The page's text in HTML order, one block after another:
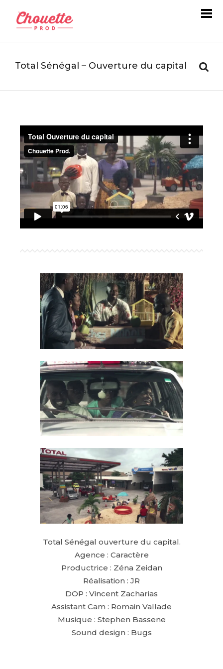
Total Sénégal – Ouverture du capital
Total Sénégal ouverture du capital.
Agence : Caractère
Productrice : Zéna Zeidan
Réalisation : JR
DOP : Vincent Zacharias
Assistant Cam : Romain Vallade
Musique : Stephen Bassene
Sound design : Bugs